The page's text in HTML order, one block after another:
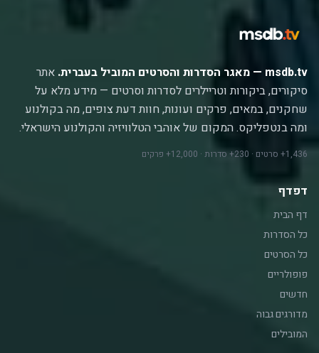
msdb.tv — מאגר הסדרות והסרטים המוביל בעברית.
אתר
סיקורים, ביקורות וטריילרים לסדרות וסרטים — מידע מלא על
שחקנים, במאים, פרקים ועונות, חוות דעת צופים, מה בקולנוע
ומה בנטפליקס. המקום של אוהבי הטלוויזיה והקולנוע הישראלי.
1,436+ סרטים · 230+ סדרות · 12,000+ פרקים
דפדף
דף הבית
כל הסדרות
כל הסרטים
פופולריים
חדשים
מדורגים גבוה
המובילים